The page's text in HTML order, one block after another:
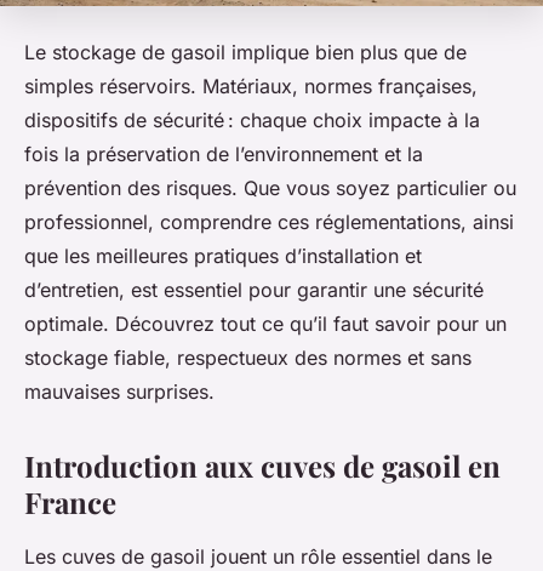
Le stockage de gasoil implique bien plus que de
simples réservoirs. Matériaux, normes françaises,
dispositifs de sécurité : chaque choix impacte à la
fois la préservation de l’environnement et la
prévention des risques. Que vous soyez particulier ou
professionnel, comprendre ces réglementations, ainsi
que les meilleures pratiques d’installation et
d’entretien, est essentiel pour garantir une sécurité
optimale. Découvrez tout ce qu’il faut savoir pour un
stockage fiable, respectueux des normes et sans
mauvaises surprises.
Introduction aux cuves de gasoil en
France
Les cuves de gasoil jouent un rôle essentiel dans le